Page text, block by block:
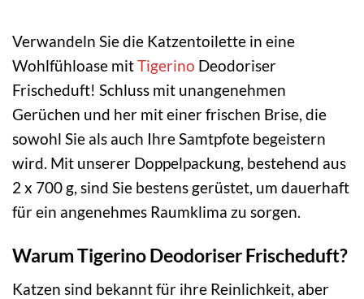
Verwandeln Sie die Katzentoilette in eine
Wohlfühloase mitTigerino Deodoriser
Frischeduft! Schluss mit unangenehmen
Gerüchen und her mit einer frischen Brise, die
sowohl Sie als auch Ihre Samtpfote begeistern
wird. Mit unserer Doppelpackung, bestehend aus
2 x 700 g, sind Sie bestens gerüstet, um dauerhaft
für ein angenehmes Raumklima zu sorgen.
Warum Tigerino Deodoriser Frischeduft?
Katzen sind bekannt für ihre Reinlichkeit, aber